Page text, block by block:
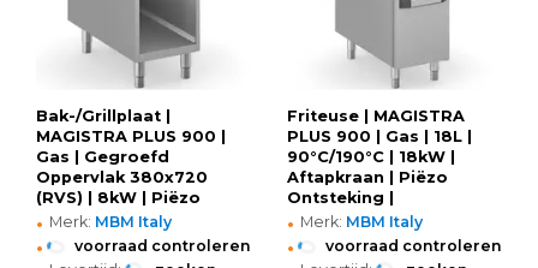
Bak-/Grillplaat |
MAGISTRA PLUS 900 |
Gas | Gegroefd
Oppervlak 380x720
(RVS) | 8kW | Piëzo
Ontsteking | Open
Onderkast |
400x900x850(h)mm
• Merk: MBM Italy
• voorraad controleren
Friteuse | MAGISTRA
PLUS 900 | Gas | 18L |
90°C/190°C | 18kW |
Aftapkraan | Piëzo
Ontsteking |
400x900x850/1180(h)mm
• Merk: MBM Italy
• voorraad controleren